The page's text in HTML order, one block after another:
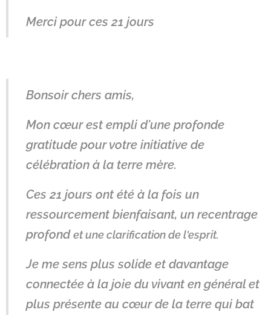
Merci pour ces 21 jours
Bonsoir chers amis,
Mon cœur est empli d'une profonde
gratitude pour votre initiative de
célébration à la terre mère.
Ces 21 jours ont été à la fois un
ressourcement bienfaisant, un recentrage
profondet une clarification de l'esprit.
Je me sens plus solide et davantage
connectée à la joie du vivant en général et
plus présente au cœur de la terre qui bat